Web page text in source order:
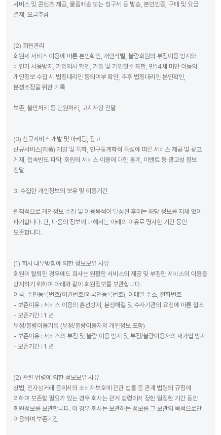
서비스 및 콘텐츠 제공, 물품배송 또는 청구서 등 발송, 본인인증, 구매 및 요금
결제, 요금추심
(2) 회원관리
회원제 서비스 이용에 따른 본인확인, 개인식별, 불량회원의 부정이용 방지와
비인가 사용방지, 가입의사 확인, 가입 및 가입횟수 제한, 만14세 미만 아동의
개인정보 수집 시 법정대리인 동의여부 확인, 추후 법정대리인 본인확인,
분쟁조정을 위한 기록
보존, 불만처리 등 민원처리, 고지사항 전달
(3) 신규서비스 개발 및 마케팅, 광고
신규서비스(제품) 개발 및 특화, 인구통계학적 특성에 따른 서비스 제공 및 광고
게재, 접속빈도 파악, 회원의 서비스 이용에 대한 통계, 이벤트 등 광고성 정보
전달
3. 수집한 개인정보의 보유 및 이용기간
원칙적으로 개인정보 수집 및 이용목적이 달성된 후에는 해당 정보를 지체 없이
파기합니다. 단, 다음의 정보에 대해서는 아래의 이유로 명시한 기간 동안
보존합니다.
(1) 회사 내부방침에 의한 정보보유 사유
회원이 탈퇴한 경우에도 회사는 원활한 서비스의 제공 및 부정한 서비스의 이용을
방지하기 위하여 아래와 같이 회원정보를 보관합니다.
이름, 주민등록번호(여권번호/외국인등록번호), 이메일 주소, 전화번호
- 보존이유 : 서비스 이용의 혼선방지, 분쟁해결 및 수사기관의 요청에 따른 협조
- 보존기간 : 1 년
부정/불량이용기록 (부정/불량이용자의 개인정보 포함)
- 보존이유 : 서비스의 부정 및 불량 이용 방지 및 부정/불량이용자의 재가입 방지
- 보존기간 : 1 년
(2) 관련 법령에 의한 정보보유 사유
상법, 전자상거래 등에서의 소비자보호에 관한 법률 등 관계 법령의 규정에
의하여 보존할 필요가 있는 경우 회사는 관계 법령에서 정한 일정한 기간 동안
회원정보를 보관합니다. 이 경우 회사는 보관하는 정보를 그 보관의 목적으로만
이용하며 보존기간